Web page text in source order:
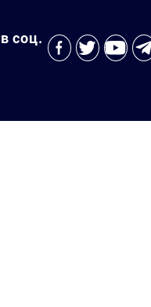
соц.